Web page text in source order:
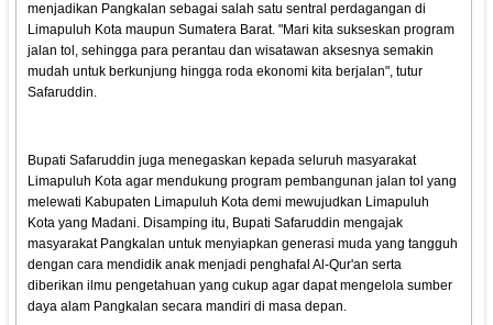
menjadikan Pangkalan sebagai salah satu sentral perdagangan di
Limapuluh Kota maupun Sumatera Barat. "Mari kita sukseskan program
jalan tol, sehingga para perantau dan wisatawan aksesnya semakin
mudah untuk berkunjung hingga roda ekonomi kita berjalan", tutur
Safaruddin.
Bupati Safaruddin juga menegaskan kepada seluruh masyarakat
Limapuluh Kota agar mendukung program pembangunan jalan tol yang
melewati Kabupaten Limapuluh Kota demi mewujudkan Limapuluh
Kota yang Madani. Disamping itu, Bupati Safaruddin mengajak
masyarakat Pangkalan untuk menyiapkan generasi muda yang tangguh
dengan cara mendidik anak menjadi penghafal Al-Qur'an serta
diberikan ilmu pengetahuan yang cukup agar dapat mengelola sumber
daya alam Pangkalan secara mandiri di masa depan.